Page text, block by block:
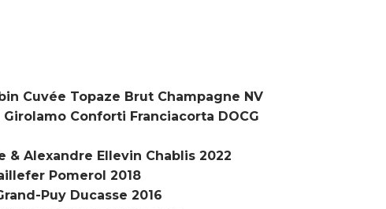
Cuvée Topaze Brut Champagne NV
Girolamo Conforti Franciacorta DOCG
& Alexandre Ellevin Chablis 2022
Pomerol 2018
Puy Ducasse 2016